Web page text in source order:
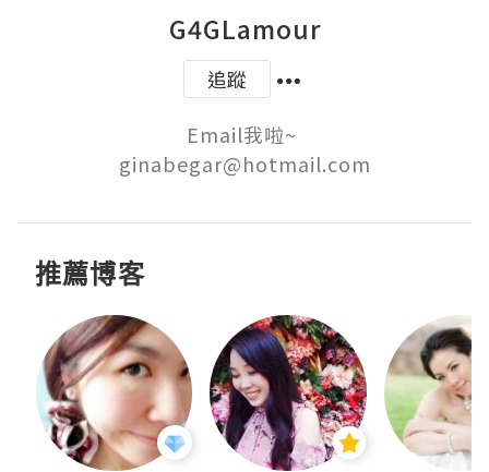
G4GLamour
追蹤
Email我啦~
推薦博客